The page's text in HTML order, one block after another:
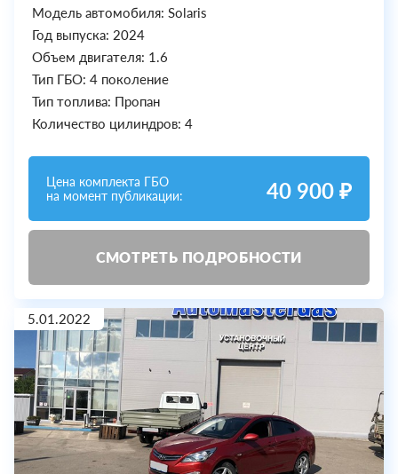
Модель автомобиля: Solaris
Год выпуска: 2024
Объем двигателя: 1.6
Тип ГБО: 4 поколение
Тип топлива: Пропан
Количество цилиндров: 4
Цена комплекта ГБО
на момент публикации:
40 900 ₽
СМОТРЕТЬ ПОДРОБНОСТИ
5.01.2022